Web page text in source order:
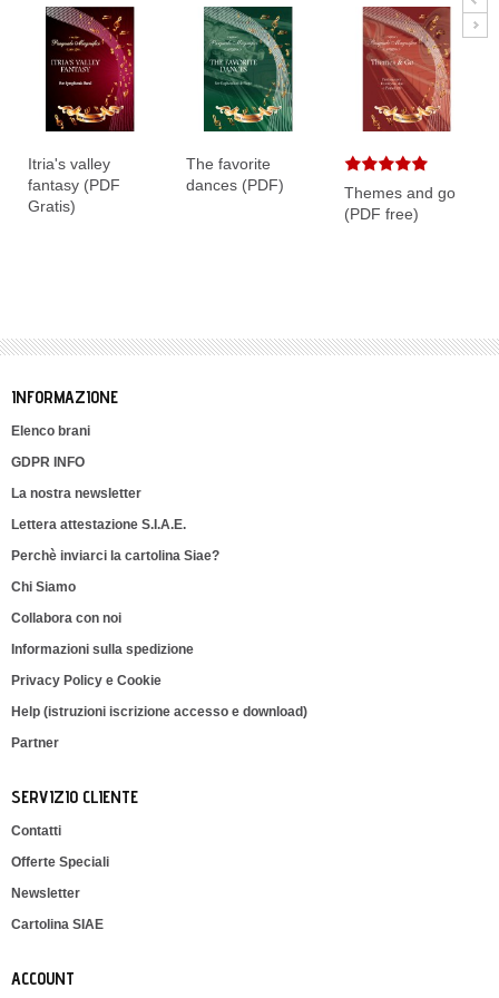
Itria's valley
fantasy (PDF
Gratis)
The favorite
dances (PDF)
Themes and go
(PDF free)
INFORMAZIONE
Elenco brani
GDPR INFO
La nostra newsletter
Lettera attestazione S.I.A.E.
Perchè inviarci la cartolina Siae?
Chi Siamo
Collabora con noi
Informazioni sulla spedizione
Privacy Policy e Cookie
Help (istruzioni iscrizione accesso e download)
Partner
SERVIZIO CLIENTE
Contatti
Offerte Speciali
Newsletter
Cartolina SIAE
ACCOUNT